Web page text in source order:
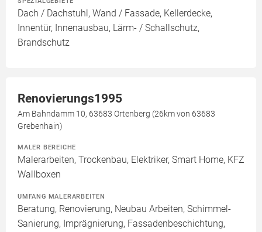
Dach / Dachstuhl, Wand / Fassade, Kellerdecke,
Innentür, Innenausbau, Lärm- / Schallschutz,
Brandschutz
Renovierungs1995
Am Bahndamm 10, 63683 Ortenberg (26km von 63683
Grebenhain)
MALER BEREICHE
Malerarbeiten, Trockenbau, Elektriker, Smart Home, KFZ
Wallboxen
UMFANG MALERARBEITEN
Beratung, Renovierung, Neubau Arbeiten, Schimmel-
Sanierung, Imprägnierung, Fassadenbeschichtung,